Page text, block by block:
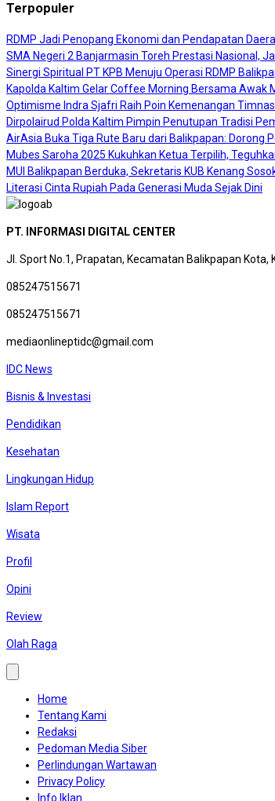
Terpopuler
RDMP Jadi Penopang Ekonomi dan Pendapatan
SMA Negeri 2 Banjarmasin Toreh Prestasi Nasional,
Sinergi Spiritual PT KPB Menuju Operasi RDMP
Kapolda Kaltim Gelar Coffee Morning Bersama
Optimisme Indra Sjafri Raih Poin Kemenangan
Dirpolairud Polda Kaltim Pimpin Penutupan Tradisi
AirAsia Buka Tiga Rute Baru dari Balikpapan:
Mubes Saroha 2025 Kukuhkan Ketua Terpilih,
MUI Balikpapan Berduka, Sekretaris KUB Kenang
Literasi Cinta Rupiah Pada Generasi Muda Sejak Dini
PT. INFORMASI DIGITAL CENTER
Jl. Sport No.1, Prapatan, Kecamatan Balikpapan
085247515671
085247515671
mediaonlineptidc@gmail.com
IDC News
Bisnis & Investasi
Pendidikan
Kesehatan
Lingkungan Hidup
Islam Report
Wisata
Profil
Opini
Review
Olah Raga
Home
Tentang Kami
Redaksi
Pedoman Media Siber
Perlindungan Wartawan
Privacy Policy
Info Iklan